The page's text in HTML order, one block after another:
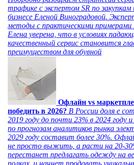
трафике с экспертом SR по
бизнесе Еленой Виноградовой.
методы с практическими примерами
Елена уверена, что в условиях
качественный сервис становится
преимуществом для обувной
Офлайн vs
победить в 2026? В России доля e
2019 году до почти 23% в 2024 году
по прогнозам аналитиков рынка
2029 году составит более 30%.
не просто выжить, а расти на 20-
перестанет предлагать одежду на
полках, и начнет продавать